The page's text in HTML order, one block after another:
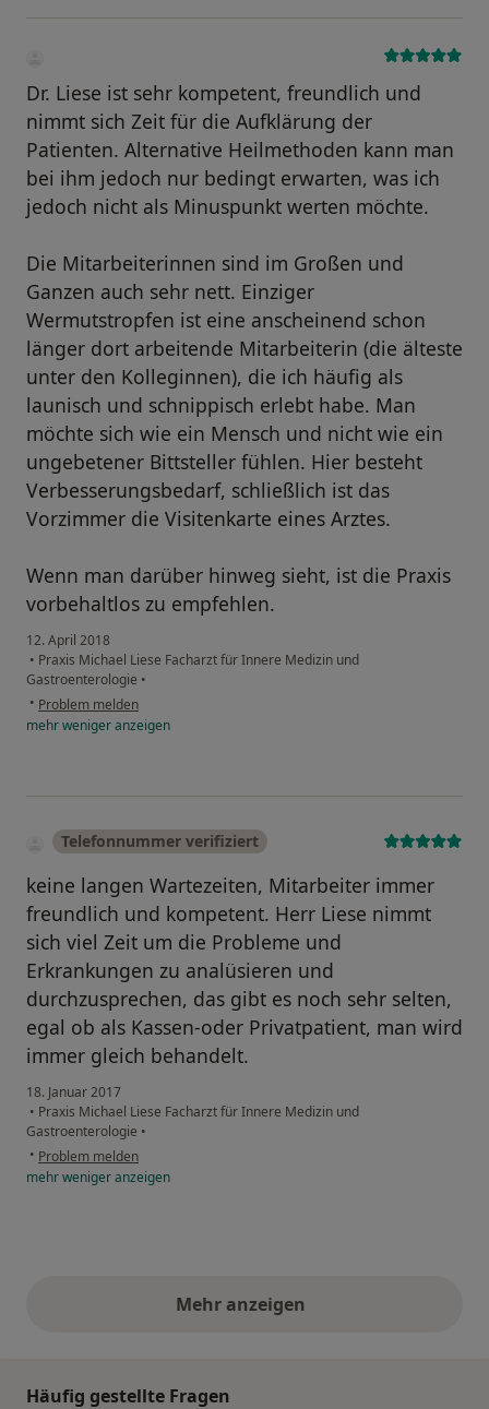
Dr. Liese ist sehr kompetent, freundlich und
nimmt sich Zeit für die Aufklärung der
Patienten. Alternative Heilmethoden kann man
bei ihm jedoch nur bedingt erwarten, was ich
jedoch nicht als Minuspunkt werten möchte.
Die Mitarbeiterinnen sind im Großen und
Ganzen auch sehr nett. Einziger
Wermutstropfen ist eine anscheinend schon
länger dort arbeitende Mitarbeiterin (die älteste
unter den Kolleginnen), die ich häufig als
launisch und schnippisch erlebt habe. Man
möchte sich wie ein Mensch und nicht wie ein
ungebetener Bittsteller fühlen. Hier besteht
Verbesserungsbedarf, schließlich ist das
Vorzimmer die Visitenkarte eines Arztes.
Wenn man darüber hinweg sieht, ist die Praxis
vorbehaltlos zu empfehlen.
12. April 2018
• Praxis Michael Liese Facharzt für Innere Medizin und
Gastroenterologie •
• Problem melden
mehrwenigeranzeigen
Telefonnummer verifiziert
keine langen Wartezeiten, Mitarbeiter immer
freundlich und kompetent. Herr Liese nimmt
sich viel Zeit um die Probleme und
Erkrankungen zu analüsieren und
durchzusprechen, das gibt es noch sehr selten,
egal ob als Kassen-oder Privatpatient, man wird
immer gleich behandelt.
18. Januar 2017
• Praxis Michael Liese Facharzt für Innere Medizin und
Gastroenterologie •
• Problem melden
mehrwenigeranzeigen
Mehr anzeigenobige Stellungnahmen
Häufig gestellte Fragen